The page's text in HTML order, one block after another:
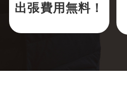
出張費用無料！